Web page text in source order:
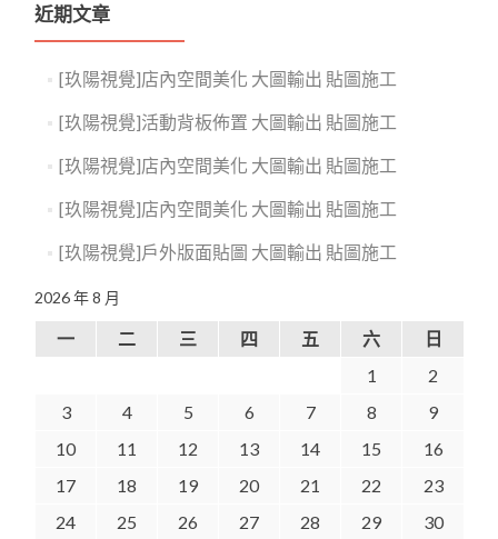
近期文章
[玖陽視覺]店內空間美化 大圖輸出 貼圖施工
[玖陽視覺]活動背板佈置 大圖輸出 貼圖施工
[玖陽視覺]店內空間美化 大圖輸出 貼圖施工
[玖陽視覺]店內空間美化 大圖輸出 貼圖施工
[玖陽視覺]戶外版面貼圖 大圖輸出 貼圖施工
2026 年 8 月
一 二 三 四 五 六
日
1
2
3
4 5 6 7 8
9
10
11 12 13 14 15
16
17
18 19 20 21 22
23
24
25 26 27 28 29
30